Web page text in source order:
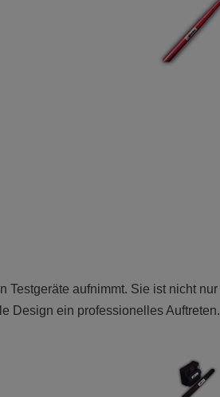
Testgeräte aufnimmt. Sie ist nicht nur
Design ein professionelles Auftreten.